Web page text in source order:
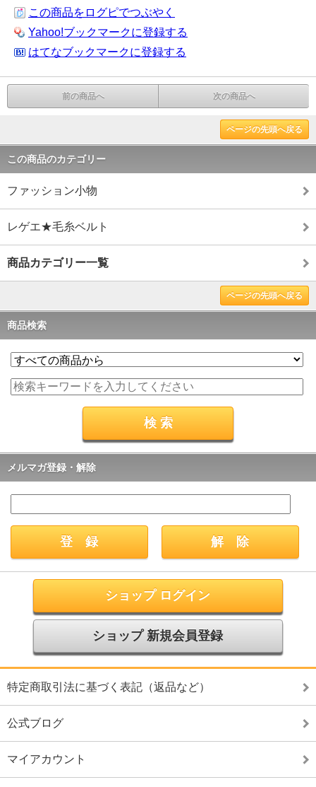
この商品をログピでつぶやく
Yahoo!ブックマークに登録する
はてなブックマークに登録する
前の商品へ 次の商品へ
ページの先頭へ戻る
この商品のカテゴリー
ファッション小物
レゲエ★毛糸ベルト
商品カテゴリー一覧
ページの先頭へ戻る
商品検索
メルマガ登録・解除
ショップ ログイン
ショップ 新規会員登録
特定商取引法に基づく表記（返品など）
公式ブログ
マイアカウント